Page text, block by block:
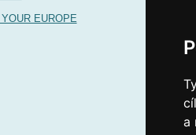
a
EUROPE